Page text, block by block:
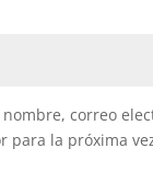
correo
para la próxima